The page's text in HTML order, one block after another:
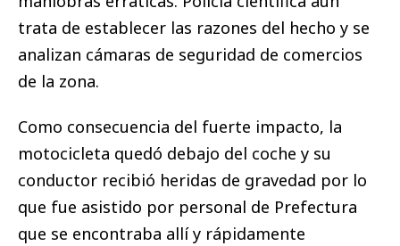
trata de establecer las razones del hecho y se
analizan cámaras de seguridad de comercios
de la zona.
Como consecuencia del fuerte impacto, la
motocicleta quedó debajo del coche y su
conductor recibió heridas de gravedad por lo
que fue asistido por personal de Prefectura
que se encontraba allí y rápidamente